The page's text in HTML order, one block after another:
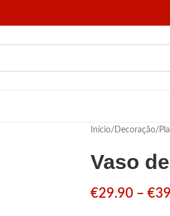
Início/ Decoração/
Vaso
€29.90 – €